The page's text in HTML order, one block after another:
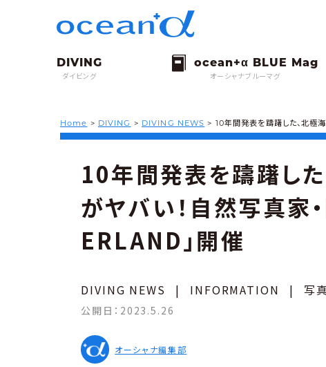
ダイビング オーシャナブルーマグ
Home > DIVING > DIVING NEWS > 10年間発表を躊躇した、北極
10年間発表を躊躇し
がヤバい！自然写真家
ERLAND」開催
DIVING NEWS | INFORMATION | 写
公開日： 2023.5.26
オーシャナ編集部